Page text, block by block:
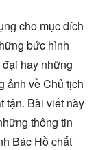
cho mục đích
bức hình
hay những
ảnh về Chủ tịch
tận. Bài viết này
thông tin
Bác Hồ chất